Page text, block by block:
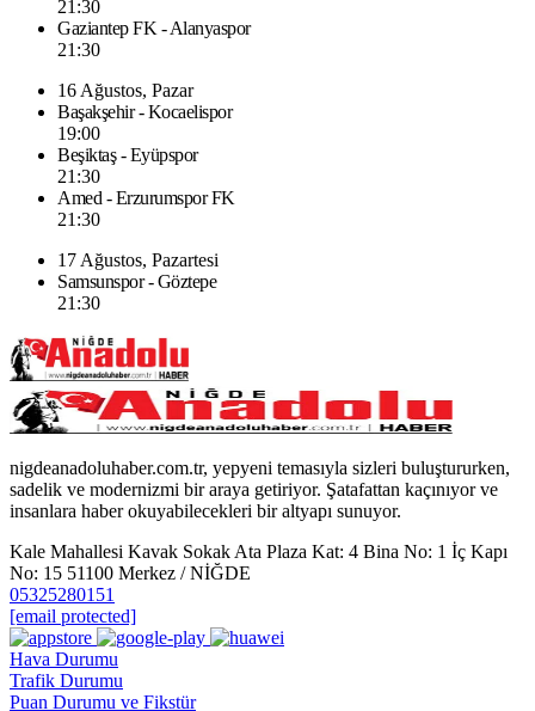
21:30
Gaziantep FK - Alanyaspor
21:30
16 Ağustos, Pazar
Başakşehir - Kocaelispor
19:00
Beşiktaş - Eyüpspor
21:30
Amed - Erzurumspor FK
21:30
17 Ağustos, Pazartesi
Samsunspor - Göztepe
21:30
nigdeanadoluhaber.com.tr, yepyeni temasıyla sizleri buluştururken,
sadelik ve modernizmi bir araya getiriyor. Şatafattan kaçınıyor ve
insanlara haber okuyabilecekleri bir altyapı sunuyor.
Kale Mahallesi Kavak Sokak Ata Plaza Kat: 4 Bina No: 1 İç Kapı
No: 15 51100 Merkez / NİĞDE
05325280151
[email protected]
Hava Durumu
Trafik Durumu
Puan Durumu ve Fikstür